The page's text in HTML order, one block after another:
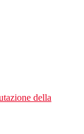
della